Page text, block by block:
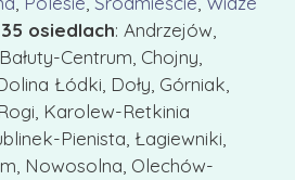
osiedlach: Andrzejów,
Centrum, Chojny,
Łódki, Doły, Górniak,
Karolew-Retkinia
Pienista, Łagiewniki,
Nowosolna, Olechów-